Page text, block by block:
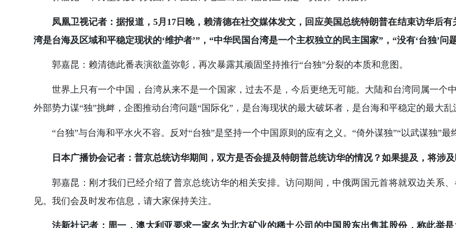
凤凰卫视记者：据报道，5月17日晚，赖清德在社交媒体发文，回应美国总统特朗普在结束访华后
湾是台海及区域和平稳定现状的‘维护者’”，“中华民国台湾是一个主权独立的民主国家”，“没有‘台独’问
郭嘉昆：赖清德此番表演欲盖弥彰，再次暴露其顽固坚持推行“台独”分裂的本质和意图。
世界上只有一个中国，台湾从来不是一个国家，过去不是，今后更绝无可能。大陆和台湾同属一个
外部势力谋“独”挑衅，企图推动台湾问题“国际化”，是台海现状的最大破坏者，是台海和平稳定的最大乱
“台独”与台海和平水火不容。反对“台独”是坚持一个中国原则的应有之义。“倚外谋独”“以武谋独”最
日本广播协会记者：普京总统访华期间，双方是否会提及特朗普总统访华的情况？如果提及，将涉
郭嘉昆：刚才我们已经介绍了普京总统访华的相关安排。访问期间，中俄两国元首将就双边关系
见。我们会及时发布信息，请大家保持关注。
法新社记者：周一，澳大利亚要求一家名为北方矿业的稀土公司的中国股东出售其股份，称此举